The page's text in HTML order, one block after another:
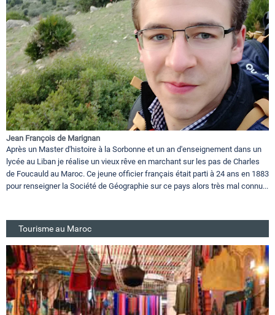
Jean François de Marignan
Après un Master d'histoire à la Sorbonne et un an d'enseignement dans un
lycée au Liban je réalise un vieux rêve en marchant sur les pas de Charles
de Foucauld au Maroc. Ce jeune officier français était parti à 24 ans en 1883
pour renseigner la Société de Géographie sur ce pays alors très mal connu...
Tourisme au Maroc